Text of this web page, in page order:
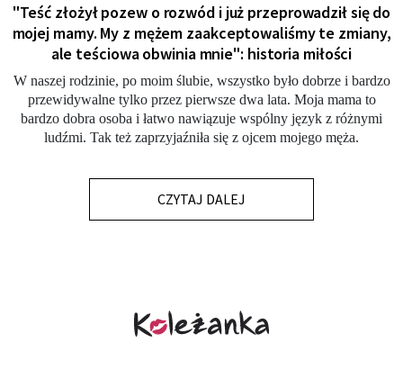
"Teść złożył pozew o rozwód i już przeprowadził się do
mojej mamy. My z mężem zaakceptowaliśmy te zmiany,
ale teściowa obwinia mnie": historia miłości
W naszej rodzinie, po moim ślubie, wszystko było dobrze i bardzo
przewidywalne tylko przez pierwsze dwa lata. Moja mama to
bardzo dobra osoba i łatwo nawiązuje wspólny język z różnymi
ludźmi. Tak też zaprzyjaźniła się z ojcem mojego męża.
CZYTAJ DALEJ